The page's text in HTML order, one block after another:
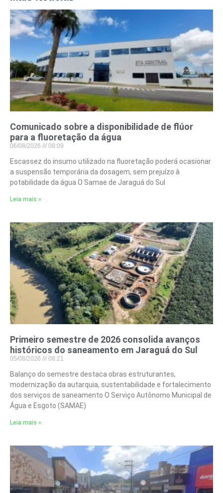
Comunicado sobre a disponibilidade de flúor
para a fluoretação da água
06/08/2026 08:09
Escassez do insumo utilizado na fluoretação poderá ocasionar
a suspensão temporária da dosagem, sem prejuízo à
potabilidade da água O Samae de Jaraguá do Sul
Leia mais »
Primeiro semestre de 2026 consolida avanços
históricos do saneamento em Jaraguá do Sul
05/08/2026 08:21
Balanço do semestre destaca obras estruturantes,
modernização da autarquia, sustentabilidade e fortalecimento
dos serviços de saneamento O Serviço Autônomo Municipal de
Água e Esgoto (SAMAE)
Leia mais »